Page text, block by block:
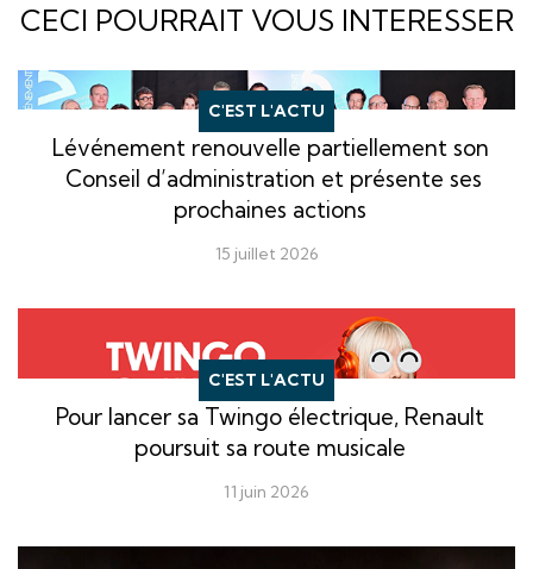
CECI POURRAIT VOUS INTERESSER
C'EST L'ACTU
Lévénement renouvelle partiellement son
Conseil d’administration et présente ses
prochaines actions
15 juillet 2026
C'EST L'ACTU
Pour lancer sa Twingo électrique, Renault
poursuit sa route musicale
11 juin 2026